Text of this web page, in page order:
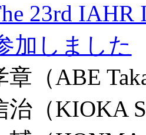
23rd IAHR
加しました
（ABE
（KIOKA